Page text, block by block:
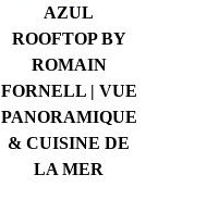
AZUL
ROOFTOP BY
ROMAIN
FORNELL | VUE
PANORAMIQUE
& CUISINE DE
LA MER